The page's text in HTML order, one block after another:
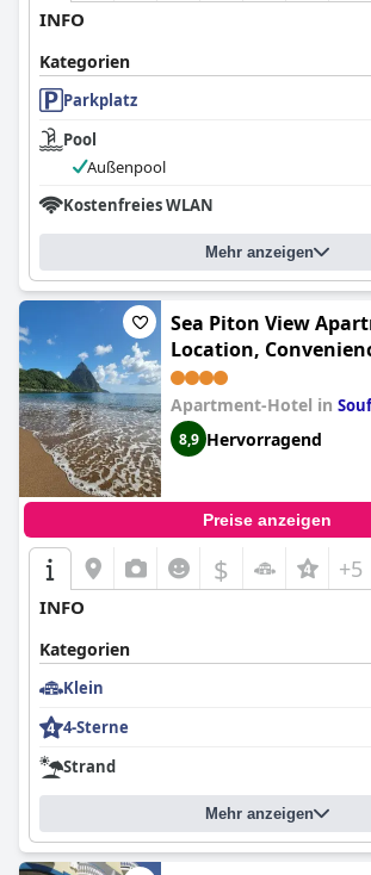
INFO
Kategorien
Parkplatz
Pool
Außenpool
Kostenfreies WLAN
Mehr anzeigen
Sea Piton View
Location,
Living
Apartment-Hotel in
8,9 Hervorragend
Preise anzeigen
$ +5
INFO
Kategorien
Klein
4-Sterne
Strand
Mehr anzeigen